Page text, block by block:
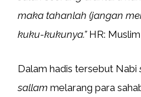
maka tahanlah (jangan
kuku-kukunya.” HR:
Dalam hadis tersebut Nabi
sallam melarang para